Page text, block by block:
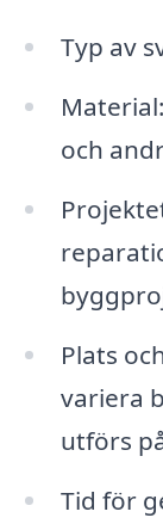
Typ av
och
Plats
variera
utförs
Tid för